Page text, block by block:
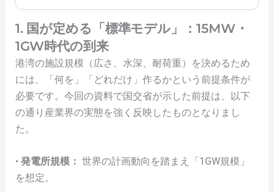
1. 国が定める「標準モデル」：15MW・
1GW時代の到来
港湾の施設規模（広さ、水深、耐荷重）を決めるため
には、「何を」「どれだけ」作るかという前提条件が
必要です。今回の資料で国交省が示した前提は、以下
の通り産業界の実態を強く反映したものとなりまし
た。
• 発電所規模： 世界の計画動向を踏まえ「1GW規模」
を想定。